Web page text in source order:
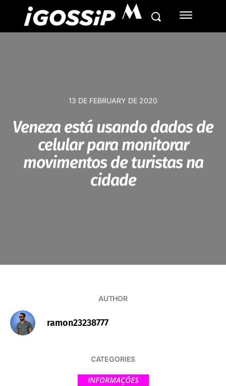
M
13 DE FEBRUARY DE 2020
Veneza está usando dados de
celular para monitorar
movimentos de turistas na
cidade
AUTHOR
ramon23238777
CATEGORIES
INFORMAÇÕES